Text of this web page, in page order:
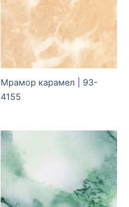
Мрамор карамел | 93-
4155